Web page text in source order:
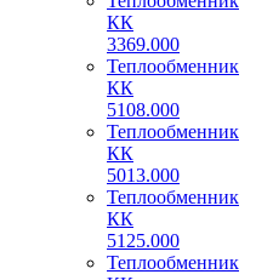
КК
3369.000
Теплообменник
КК
5108.000
Теплообменник
КК
5013.000
Теплообменник
КК
5125.000
Теплообменник